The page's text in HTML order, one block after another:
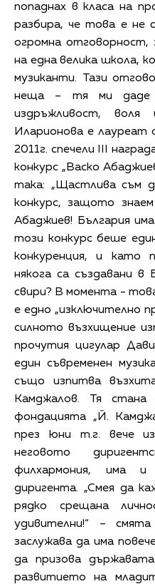
попаднах в класа на
разбира, че това е не
огромна
на една велика школа,
музиканти. Тази
неща – тя ми даде
издръжливост, воля
Иларионова е лауреат
2011г. спечели III
конкурс „Васко
така: „Щастлива съм
конкурс, защото
Абаджиев! България
този конкурс беше
конкуренция, и като
някога са създавани в
свири? В момента -
е едно „изключително
силното възхищение
прочутия цигулар
един съвременен
също изпитва
Камджалов. Тя
фондацията „Й.
през юни т.г. вече
неговото
филхармония, има и
диригента. „Смея да
рядко срещана
удивителни!“ –
заслужава да има
да призова
развитието на